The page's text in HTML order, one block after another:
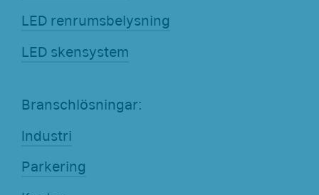
LED renrumsbelysning
LED skensystem
Branschlösningar:
Industri
Parkering